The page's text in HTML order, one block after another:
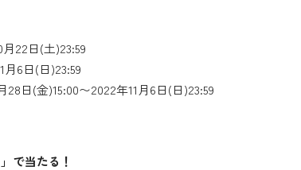
月22日(土)23:59
月6日(日)23:59
日(金)15:00〜2022年11月6日(日)23:59
で当たる！